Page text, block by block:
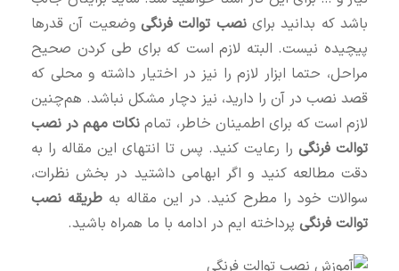
باشد که بدانید براینصب توالت فرنگی وضعیت آن قدرها
پیچیده نیست. البته لازم است که برای طی کردن صحیح
مراحل، حتما ابزار لازم را نیز در اختیار داشته و محلی که
قصد نصب در آن را دارید، نیز دچار مشکل نباشد. هم‌چنین
لازم است که برای اطمینان خاطر، تمام نکات مهم در نصب
توالت فرنگی را رعایت کنید. پس تا انتهای این مقاله را به
دقت مطالعه کنید و اگر ابهامی داشتید در بخش نظرات،
سوالات خود را مطرح کنید. در این مقاله بهطریقه نصب
توالت فرنگی پرداخته ایم در ادامه با ما همراه باشید.